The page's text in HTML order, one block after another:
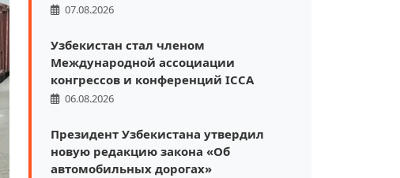
07.08.2026
Узбекистан стал членом
Международной ассоциации
конгрессов и конференций ICCA
06.08.2026
Президент Узбекистана утвердил
новую редакцию закона «Об
автомобильных дорогах»